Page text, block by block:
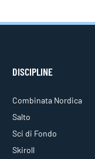
DISCIPLINE
Combinata Nordica
Salto
Sci di Fondo
Skiroll